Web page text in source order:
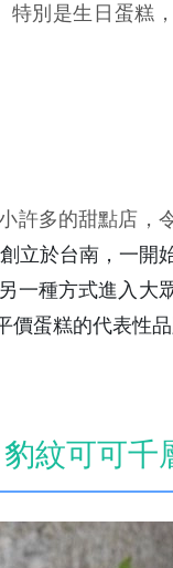
特別是生日蛋糕
許多的甜點店，
立於台南，一開
一種方式進入大
蛋糕的代表性品
紋可可千